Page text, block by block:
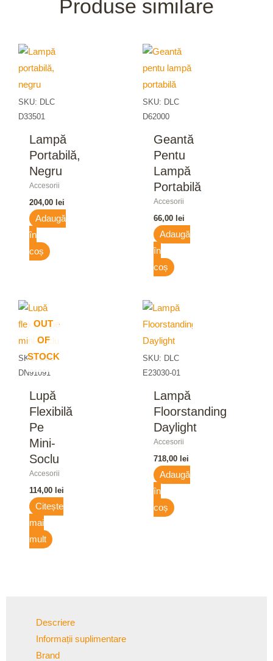
Produse similare
SKU: DLC
D33501
Lampă
Portabilă,
Negru
Accesorii
204,00 lei
Adaugă
în
coș
SKU: DLC
D62000
Geantă
Pentu
Lampă
Portabilă
Accesorii
66,00 lei
Adaugă
în
coș
OUT
OF
STOCK
SKU: DLC
DN91091
Lupă
Flexibilă
Pe
Mini-
Soclu
Accesorii
114,00 lei
Citește
mai
mult
SKU: DLC
E23030-01
Lampă
Floorstanding
Daylight
Accesorii
718,00 lei
Adaugă
în
coș
Descriere
Informații suplimentare
Brand